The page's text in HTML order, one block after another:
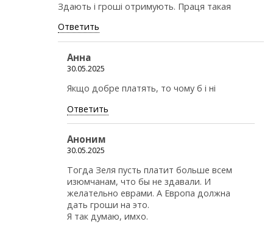
Здають i грошi отримують. Праця такая
Ответить
Анна
30.05.2025
Якщо добре платять, то чому б і ні
Ответить
Аноним
30.05.2025
Тогда Зеля пусть платит больше всем
изюмчанам, что бы не здавали. И
желательно еврами. А Европа должна
дать гроши на это.
Я так думаю, имхо.